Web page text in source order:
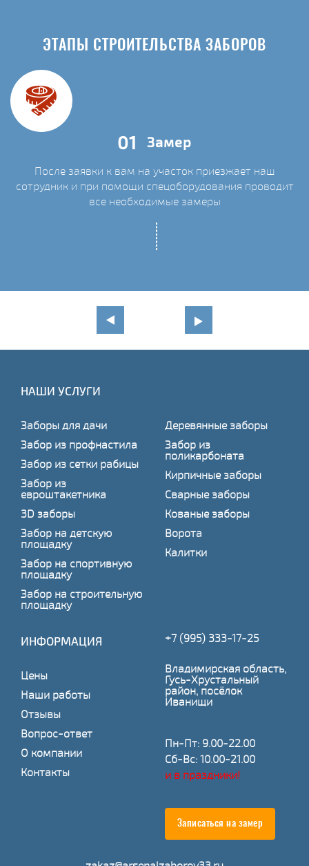
ЭТАПЫ СТРОИТЕЛЬСТВА ЗАБОРОВ
01 Замер
После заявки к вам на участок приезжает наш
сотрудник и при помощи спецоборудования проводит
все необходимые замеры
НАШИ УСЛУГИ
Заборы для дачи
Забор из профнастила
Забор из сетки рабицы
Забор из
евроштакетника
3D заборы
Забор на детскую
площадку
Забор на спортивную
площадку
Забор на строительную
площадку
Деревянные заборы
Забор из
поликарбоната
Кирпичные заборы
Сварные заборы
Кованые заборы
Ворота
Калитки
ИНФОРМАЦИЯ
Цены
Наши работы
Отзывы
Вопрос-ответ
О компании
Контакты
+7 (995) 333-17-25
Владимирская область,
Гусь-Хрустальный
район, посёлок
Иванищи
Пн-Пт: 9.00-22.00
Сб-Вс: 10.00-21.00
и в праздники!
Записаться на замер